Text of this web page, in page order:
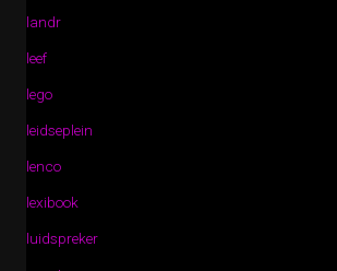
landr
leef
lego
leidseplein
lenco
lexibook
luidspreker